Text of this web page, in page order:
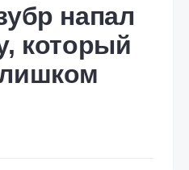
напал
который